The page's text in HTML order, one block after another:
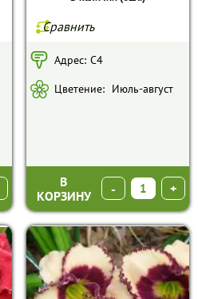
Сравнить
Адрес: C4
Цветение: Июль-август
В
КОРЗИНУ
- +